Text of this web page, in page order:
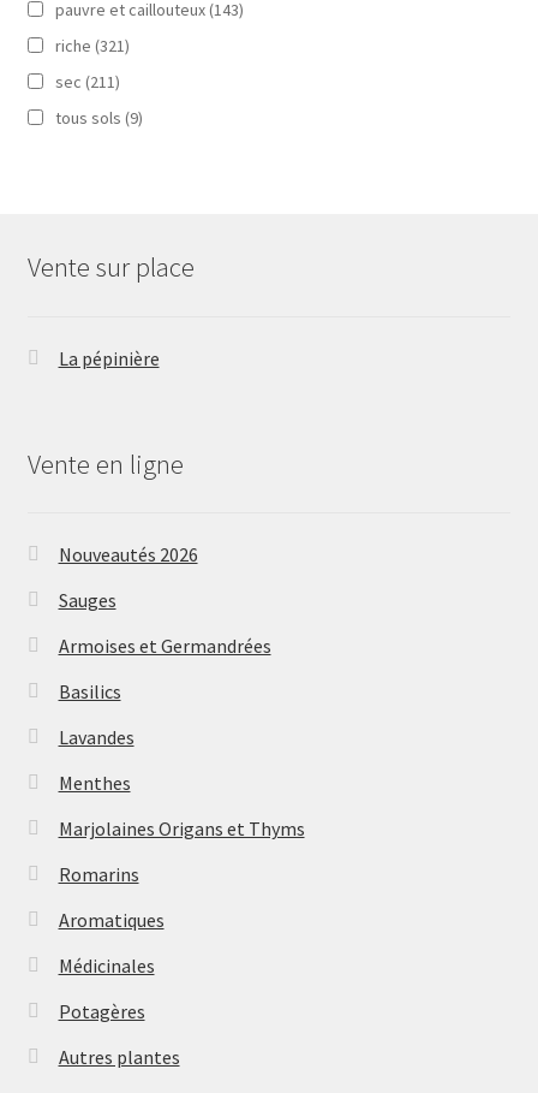
pauvre et caillouteux (143)
riche (321)
sec (211)
tous sols (9)
Vente sur place
La pépinière
Vente en ligne
Nouveautés 2026
Sauges
Armoises et Germandrées
Basilics
Lavandes
Menthes
Marjolaines Origans et Thyms
Romarins
Aromatiques
Médicinales
Potagères
Autres plantes